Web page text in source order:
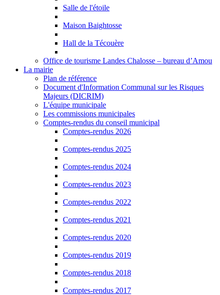
Salle de l'étoile
Maison Baightosse
Hall de la Técouère
Office de tourisme Landes Chalosse – bureau d’Amou
La mairie
Plan de référence
Document d'Information Communal sur les Risques
Majeurs (DICRIM)
L'équipe municipale
Les commissions municipales
Comptes-rendus du conseil municipal
Comptes-rendus 2026
Comptes-rendus 2025
Comptes-rendus 2024
Comptes-rendus 2023
Comptes-rendus 2022
Comptes-rendus 2021
Comptes-rendus 2020
Comptes-rendus 2019
Comptes-rendus 2018
Comptes-rendus 2017